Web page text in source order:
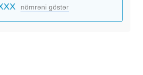
pr. 187C
sonra müəyyən ediləcək
nömrəni göstər